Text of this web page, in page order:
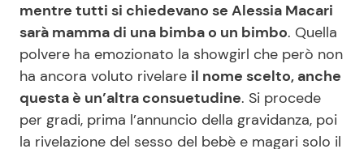
mentre tutti si chiedevano se Alessia Macari
sarà mamma di una bimba o un bimbo. Quella
polvere ha emozionato la showgirl che però non
ha ancora voluto rivelare il nome scelto, anche
questa è un’altra consuetudine. Si procede
per gradi, prima l’annuncio della gravidanza, poi
la rivelazione del sesso del bebè e magari solo il